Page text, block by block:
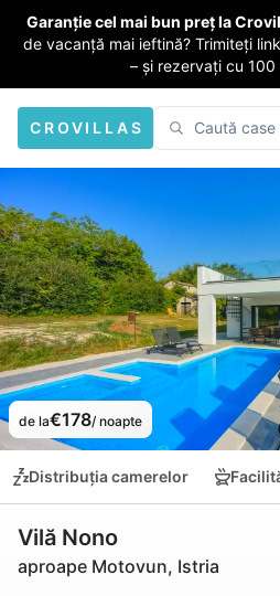
Garanție cel mai bun preț la
de vacanță mai ieftină? Trimiteți
– și rezervați cu
CROVILLAS
de la€178/ noapte
Distribuția camerelor
Vilă Nono
aproape Motovun, Istria